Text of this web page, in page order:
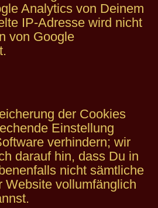
Analytics von Deinem
IP-Adresse wird nicht
von Google
der Cookies
Einstellung
verhindern; wir
darauf hin, dass Du in
nicht sämtliche
Website vollumfänglich